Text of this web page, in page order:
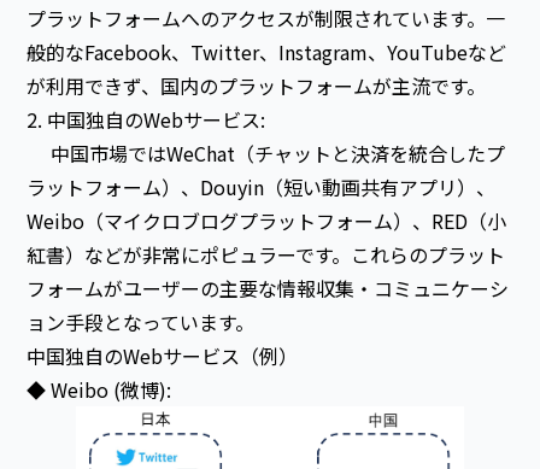
プラットフォームへのアクセスが制限されています。一
般的なFacebook、Twitter、Instagram、YouTubeなど
が利用できず、国内のプラットフォームが主流です。
2. 中国独自のWebサービス:
中国市場ではWeChat（チャットと決済を統合したプ
ラットフォーム）、Douyin（短い動画共有アプリ）、
Weibo（マイクロブログプラットフォーム）、RED（小
紅書）などが非常にポピュラーです。これらのプラット
フォームがユーザーの主要な情報収集・コミュニケーシ
ョン手段となっています。
中国独自のWebサービス（例）
◆ Weibo (微博):